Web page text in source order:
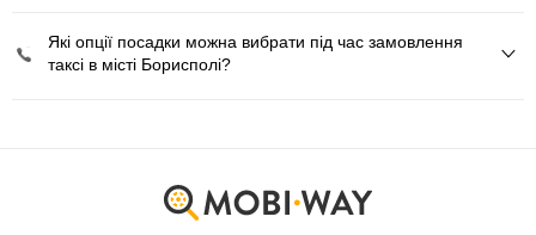
Які опції посадки можна вибрати під час замовлення
таксі в місті Борисполі?